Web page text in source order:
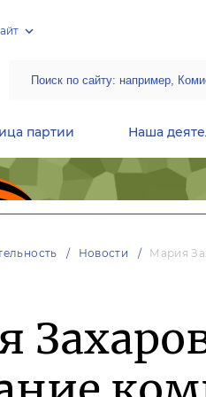
партии Наша
Новости Мария